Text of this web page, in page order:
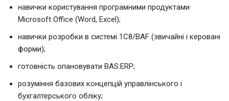
навички користування програмними продуктами
Microsoft Office (Word, Excel);
навички розробки в системі 1С8/BAF (звичайні і керовані
форми);
готовність опановувати BAS:ERP;
розуміння базових концепцій управлінського і
бухгалтерського обліку;